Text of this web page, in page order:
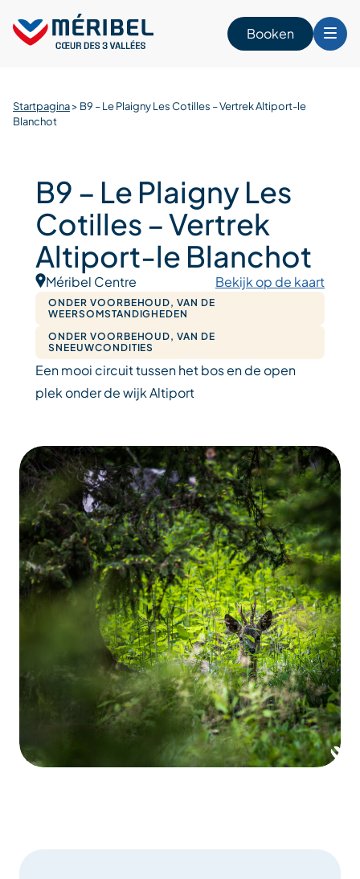
content
Booken
Startpagina> B9 – Le Plaigny Les Cotilles – Vertrek Altiport-le
Blanchot
B9 – Le Plaigny Les
Cotilles – Vertrek
Altiport-le Blanchot
Méribel Centre Bekijk op de kaart
ONDER VOORBEHOUD, VAN DE
WEERSOMSTANDIGHEDEN
ONDER VOORBEHOUD, VAN DE
SNEEUWCONDITIES
Een mooi circuit tussen het bos en de open
plek onder de wijk Altiport